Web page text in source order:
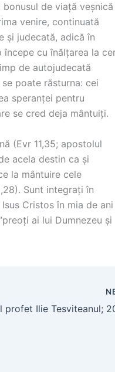
de viață veșnică
venire, continuată
și judecată, adică în
cu înălțarea la
de autojudecată
poate răsturna: cei
speranței pentru
se cred deja mântuiți.
(Evr 11,35; apostolul
acela destin ca și
la mântuire cele
Sunt integrați în
Cristos în mia de ani
ai lui Dumnezeu și
profet Ilie Tesviteanul;